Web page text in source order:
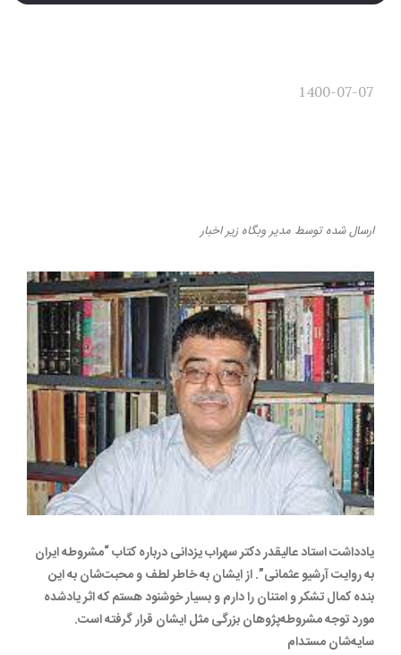
1400-07-07
ارسال شدهتوسط مدیر وبگاه زیراخبار
یادداشت استاد عالیقدر دکتر سهراب یزدانی درباره کتاب “مشروطه ایران
به روایت آرشیو عثمانی”. از ایشان به خاطر لطف و محبت‌شان به این
بنده کمال تشکر و امتنان را دارم و بسیار خوشنود هستم که اثر یادشده
مورد توجه مشروطه‌پژوهان بزرگی مثل ایشان قرار گرفته است‌.
سایه‌شان مستدام